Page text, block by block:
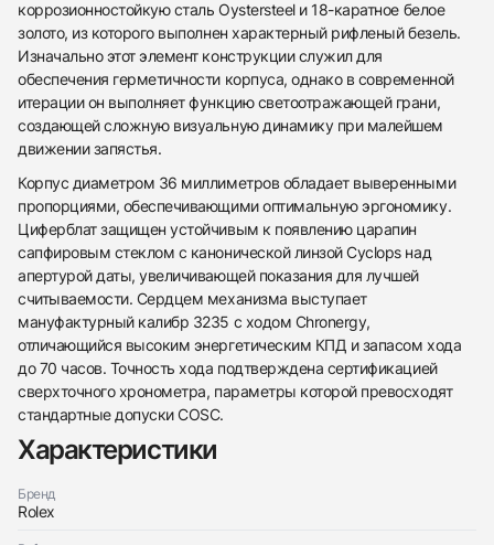
коррозионностойкую сталь Oystersteel и 18-каратное белое
золото, из которого выполнен характерный рифленый безель.
Изначально этот элемент конструкции служил для
обеспечения герметичности корпуса, однако в современной
итерации он выполняет функцию светоотражающей грани,
создающей сложную визуальную динамику при малейшем
движении запястья.
Корпус диаметром 36 миллиметров обладает выверенными
пропорциями, обеспечивающими оптимальную эргономику.
Циферблат защищен устойчивым к появлению царапин
сапфировым стеклом с канонической линзой Cyclops над
апертурой даты, увеличивающей показания для лучшей
считываемости. Сердцем механизма выступает
мануфактурный калибр 3235 с ходом Chronergy,
отличающийся высоким энергетическим КПД и запасом хода
до 70 часов. Точность хода подтверждена сертификацией
сверхточного хронометра, параметры которой превосходят
стандартные допуски COSC.
Характеристики
Бренд
Rolex